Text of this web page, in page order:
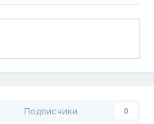
Подписчики 0